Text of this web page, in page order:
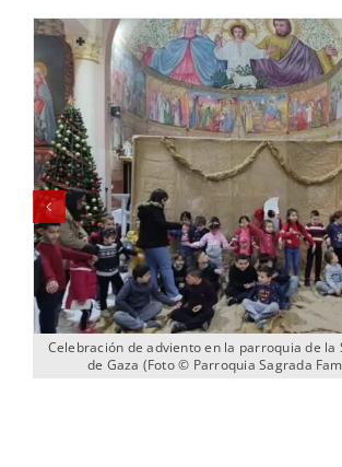
Celebración de adviento en la parroquia de la
de Gaza (Foto © Parroquia Sagrada